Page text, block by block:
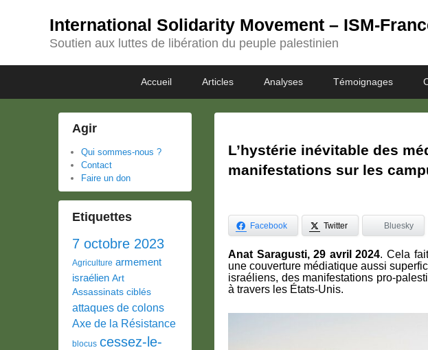
International Solidarity Movement – ISM-
Soutien aux luttes de libération du peuple palestinien
menu
Accueil Articles Analyses Témoignages
L’hystérie inévitable des
manifestations sur les
Facebook Twitter Bluesky
Anat Saragusti, 29 avril 2024. Cela
une couverture médiatique aussi
israéliens, des manifestations pro-
à travers les États-Unis.
Agir
Qui sommes-nous ?
Contact
Faire un don
Etiquettes
7 octobre 2023
Agriculture armement
israélien Art
Assassinats ciblés
attaques de colons
Axe de la Résistance
blocus cessez-le-